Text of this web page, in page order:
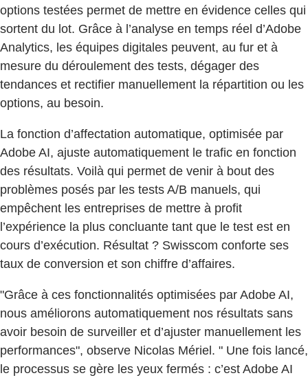
options testées permet de mettre en évidence celles qui
sortent du lot. Grâce à l’analyse en temps réel d’Adobe
Analytics, les équipes digitales peuvent, au fur et à
mesure du déroulement des tests, dégager des
tendances et rectifier manuellement la répartition ou les
options, au besoin.
La fonction d’affectation automatique, optimisée par
Adobe AI, ajuste automatiquement le trafic en fonction
des résultats. Voilà qui permet de venir à bout des
problèmes posés par les tests A/B manuels, qui
empêchent les entreprises de mettre à profit
l’expérience la plus concluante tant que le test est en
cours d’exécution. Résultat ? Swisscom conforte ses
taux de conversion et son chiffre d’affaires.
"Grâce à ces fonctionnalités optimisées par Adobe AI,
nous améliorons automatiquement nos résultats sans
avoir besoin de surveiller et d’ajuster manuellement les
performances", observe Nicolas Mériel. " Une fois lancé,
le processus se gère les yeux fermés : c’est Adobe AI